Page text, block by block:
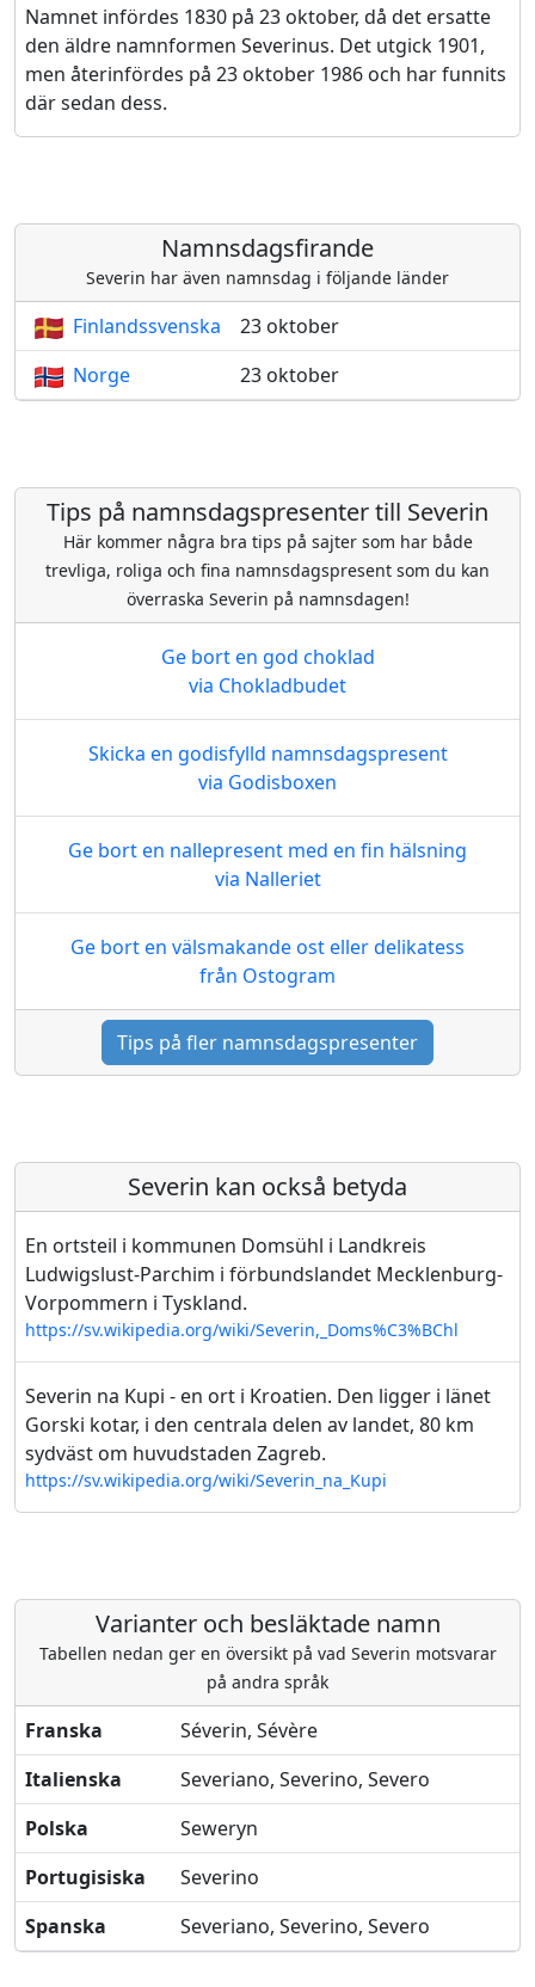
Namnet infördes 1830 på 23 oktober, då det ersatte
den äldre namnformen Severinus. Det utgick 1901,
men återinfördes på 23 oktober 1986 och har funnits
där sedan dess.
Namnsdagsfirande
Severin har även namnsdag i följande länder
Finlandssvenska
23 oktober
Norge
23 oktober
Tips på namnsdagspresenter till Severin
Här kommer några bra tips på sajter som har både
trevliga, roliga och fina namnsdagspresent som du kan
överraska Severin på namnsdagen!
Ge bort en god choklad
via Chokladbudet
Skicka en godisfylld namnsdagspresent
via Godisboxen
Ge bort en nallepresent med en fin hälsning
via Nalleriet
Ge bort en välsmakande ost eller delikatess
från Ostogram
Tips på fler namnsdagspresenter
Severin kan också betyda
En ortsteil i kommunen Domsühl i Landkreis
Ludwigslust-Parchim i förbundslandet Mecklenburg-
Vorpommern i Tyskland.
https://sv.wikipedia.org/wiki/Severin,_Doms%C3%BChl
Severin na Kupi - en ort i Kroatien. Den ligger i länet
Gorski kotar, i den centrala delen av landet, 80 km
sydväst om huvudstaden Zagreb.
https://sv.wikipedia.org/wiki/Severin_na_Kupi
Varianter och besläktade namn
Tabellen nedan ger en översikt på vad Severin motsvarar
på andra språk
Franska
Séverin, Sévère
Italienska
Severiano, Severino, Severo
Polska
Seweryn
Portugisiska
Severino
Spanska
Severiano, Severino, Severo